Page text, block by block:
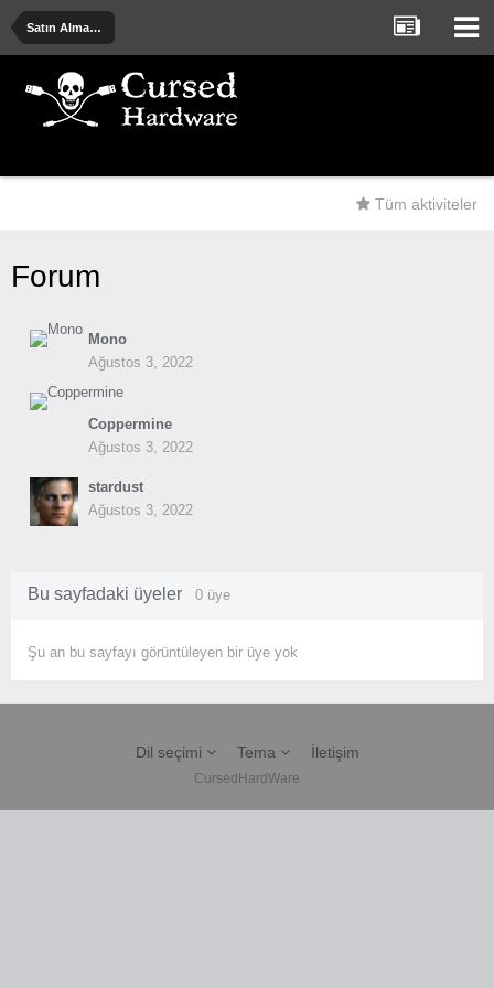
Satın Alma Önerileri - Deneyimler - Uyarılar
Tüm aktiviteler
Forum
Mono
Ağustos 3, 2022
Coppermine
Ağustos 3, 2022
stardust
Ağustos 3, 2022
Bu sayfadaki üyeler 0 üye
Şu an bu sayfayı görüntüleyen bir üye yok
Dil seçimi Tema İletişim
CursedHardWare